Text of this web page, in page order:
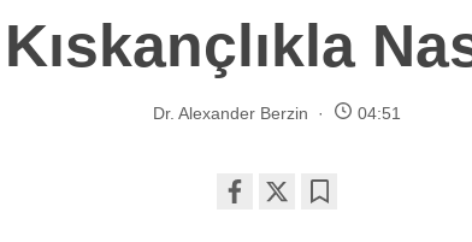
Dr. Alexander Berzin 04:51